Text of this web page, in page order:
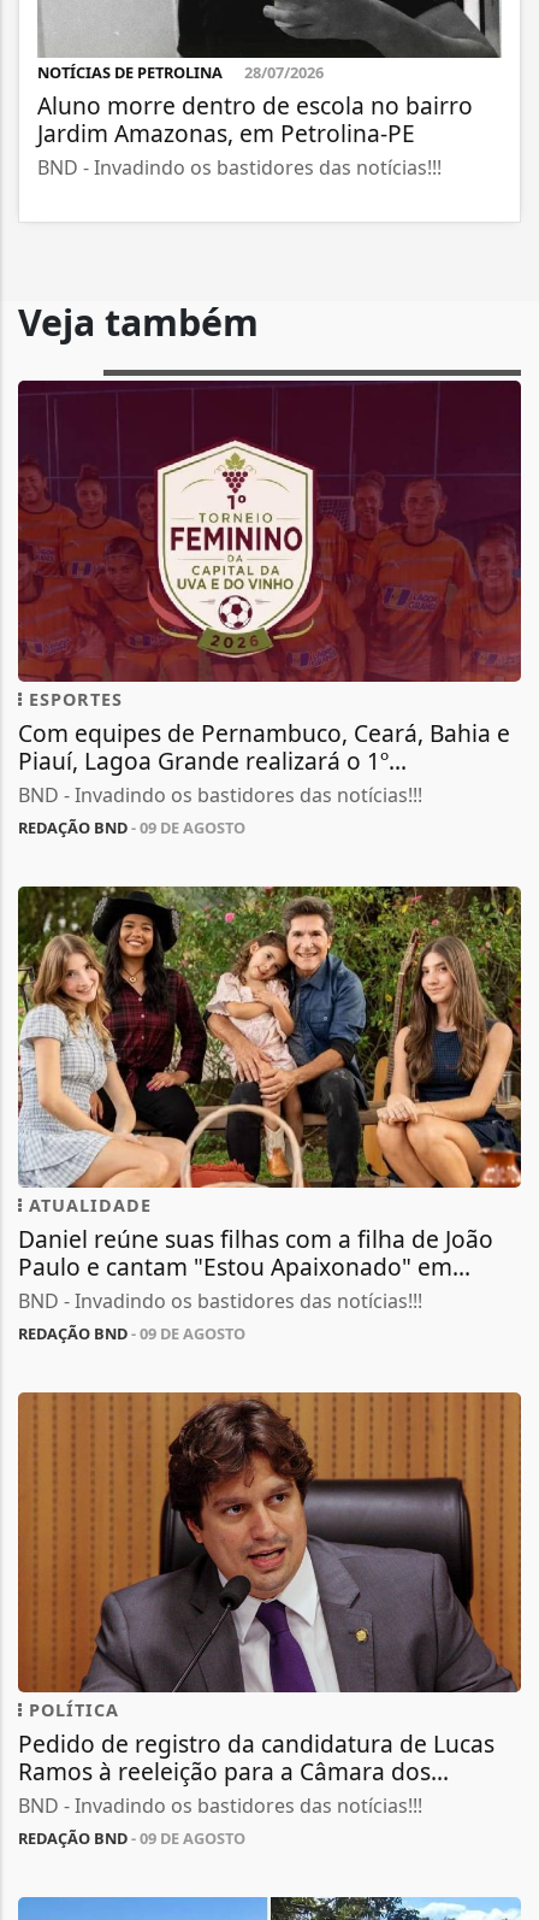
NOTÍCIAS DE PETROLINA 28/07/2026
Aluno morre dentro de escola no bairro
Jardim Amazonas, em Petrolina-PE
BND - Invadindo os bastidores das notícias!!!
Veja também
ESPORTES
Com equipes de Pernambuco, Ceará, Bahia e
Piauí, Lagoa Grande realizará o 1º...
BND - Invadindo os bastidores das notícias!!!
REDAÇÃO BND- 09 DE AGOSTO
ATUALIDADE
Daniel reúne suas filhas com a filha de João
Paulo e cantam "Estou Apaixonado" em...
BND - Invadindo os bastidores das notícias!!!
REDAÇÃO BND- 09 DE AGOSTO
POLÍTICA
Pedido de registro da candidatura de Lucas
Ramos à reeleição para a Câmara dos...
BND - Invadindo os bastidores das notícias!!!
REDAÇÃO BND- 09 DE AGOSTO